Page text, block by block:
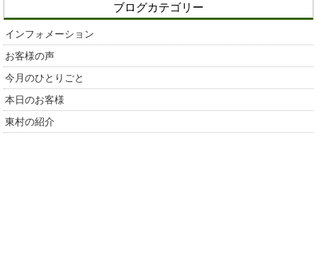
ブログカテゴリー
インフォメーション
お客様の声
今月のひとりごと
本日のお客様
東村の紹介